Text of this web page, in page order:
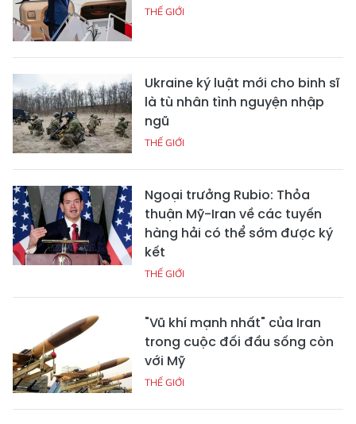
THẾ GIỚI
Ukraine ký luật mới cho binh sĩ
là tù nhân tình nguyện nhập
ngũ
THẾ GIỚI
Ngoại trưởng Rubio: Thỏa
thuận Mỹ-Iran về các tuyến
hàng hải có thể sớm được ký
kết
THẾ GIỚI
"Vũ khí mạnh nhất" của Iran
trong cuộc đối đầu sống còn
với Mỹ
THẾ GIỚI